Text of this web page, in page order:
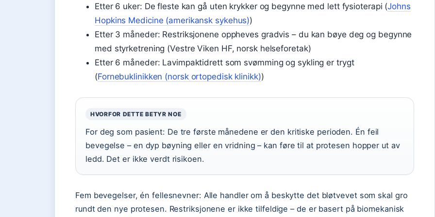
Etter 6 uker: De fleste kan gå uten krykker og begynne med lett fysioterapi (Johns
Hopkins Medicine (amerikansk sykehus))
Etter 3 måneder: Restriksjonene oppheves gradvis – du kan bøye deg og begynne
med styrketrening (Vestre Viken HF, norsk helseforetak)
Etter 6 måneder: Lavimpaktidrett som svømming og sykling er trygt
(Fornebuklinikken (norsk ortopedisk klinikk))
HVORFOR DETTE BETYR NOE
For deg som pasient: De tre første månedene er den kritiske perioden. Én feil
bevegelse – en dyp bøyning eller en vridning – kan føre til at protesen hopper ut av
ledd. Det er ikke verdt risikoen.
Fem bevegelser, én fellesnevner: Alle handler om å beskytte det bløtvevet som skal gro
rundt den nye protesen. Restriksjonene er ikke tilfeldige – de er basert på biomekanisk